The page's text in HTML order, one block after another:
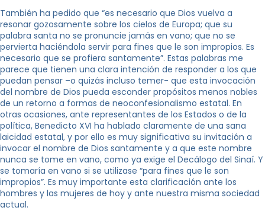
También ha pedido que “es necesario que Dios vuelva a
resonar gozosamente sobre los cielos de Europa; que su
palabra santa no se pronuncie jamás en vano; que no se
pervierta haciéndola servir para fines que le son impropios. Es
necesario que se profiera santamente”. Estas palabras me
parece que tienen una clara intención de responder a los que
puedan pensar –o quizás incluso temer- que esta invocación
del nombre de Dios pueda esconder propósitos menos nobles
de un retorno a formas de neoconfesionalismo estatal. En
otras ocasiones, ante representantes de los Estados o de la
política, Benedicto XVI ha hablado claramente de una sana
laicidad estatal, y por ello es muy significativa su invitación a
invocar el nombre de Dios santamente y a que este nombre
nunca se tome en vano, como ya exige el Decálogo del Sinaí. Y
se tomaría en vano si se utilizase “para fines que le son
impropios”. Es muy importante esta clarificación ante los
hombres y las mujeres de hoy y ante nuestra misma sociedad
actual.